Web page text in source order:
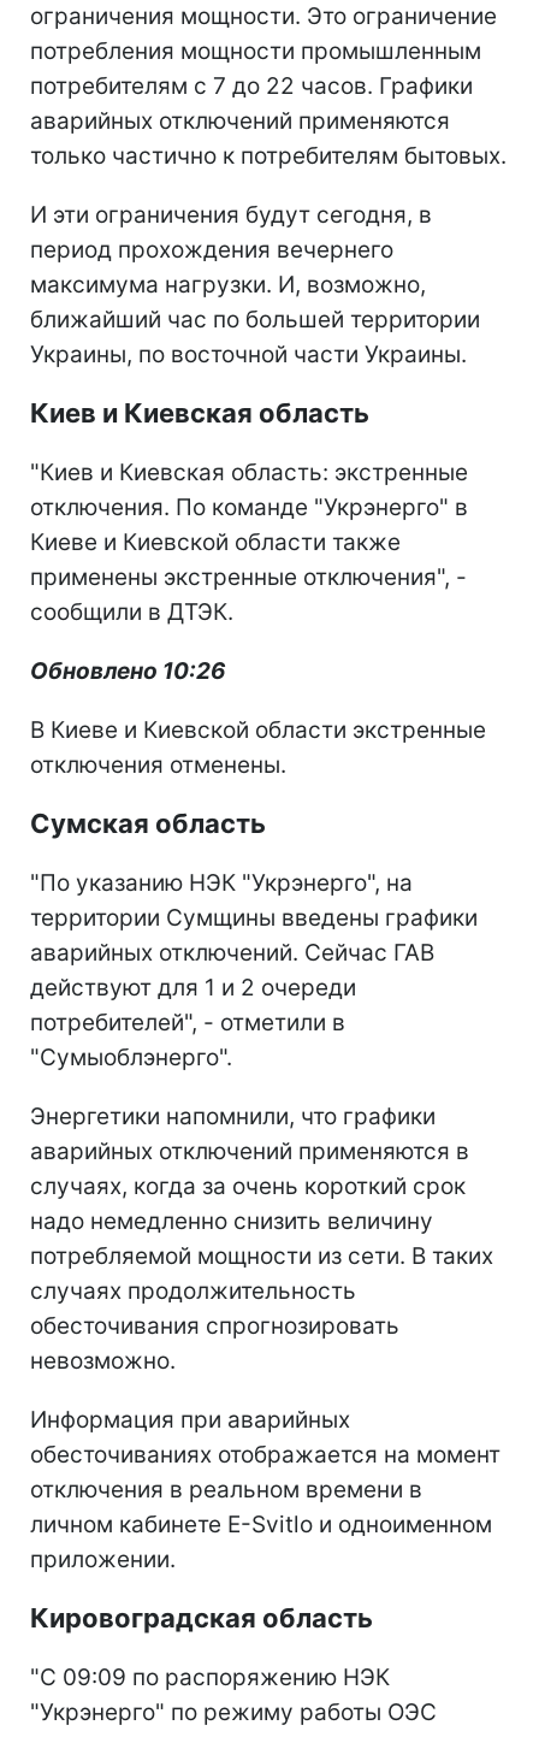
ограничения мощности. Это ограничение
потребления мощности промышленным
потребителям с 7 до 22 часов. Графики
аварийных отключений применяются
только частично к потребителям бытовых.
И эти ограничения будут сегодня, в
период прохождения вечернего
максимума нагрузки. И, возможно,
ближайший час по большей территории
Украины, по восточной части Украины.
Киев и Киевская область
"Киев и Киевская область: экстренные
отключения. По команде "Укрэнерго" в
Киеве и Киевской области также
применены экстренные отключения", -
сообщили в ДТЭК.
Обновлено 10:26
В Киеве и Киевской области экстренные
отключения отменены.
Сумская область
"По указанию НЭК "Укрэнерго", на
территории Сумщины введены графики
аварийных отключений. Сейчас ГАВ
действуют для 1 и 2 очереди
потребителей", - отметили в
"Сумыоблэнерго".
Энергетики напомнили, что графики
аварийных отключений применяются в
случаях, когда за очень короткий срок
надо немедленно снизить величину
потребляемой мощности из сети. В таких
случаях продолжительность
обесточивания спрогнозировать
невозможно.
Информация при аварийных
обесточиваниях отображается на момент
отключения в реальном времени в
личном кабинете E-Svitlo и одноименном
приложении.
Кировоградская область
"С 09:09 по распоряжению НЭК
"Укрэнерго" по режиму работы ОЭС